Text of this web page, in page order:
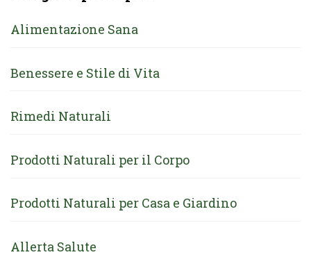
Alimentazione Sana
Benessere e Stile di Vita
Rimedi Naturali
Prodotti Naturali per il Corpo
Prodotti Naturali per Casa e Giardino
Allerta Salute